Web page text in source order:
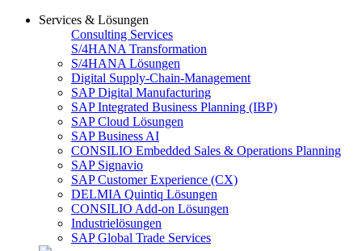
Services & Lösungen
Consulting Services
S/4HANA Transformation
S/4HANA Lösungen
Digital Supply-Chain-Management
SAP Digital Manufacturing
SAP Integrated Business Planning (IBP)
SAP Cloud Lösungen
SAP Business AI
CONSILIO Embedded Sales & Operations Planning
SAP Signavio
SAP Customer Experience (CX)
DELMIA Quintiq Lösungen
CONSILIO Add-on Lösungen
Industrielösungen
SAP Global Trade Services